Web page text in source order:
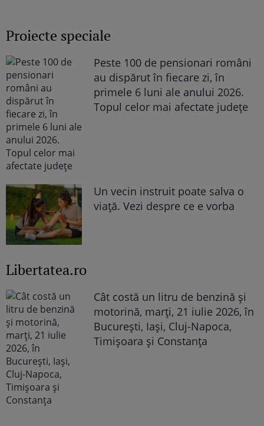
Proiecte speciale
Peste 100 de pensionari români
au dispărut în fiecare zi, în
primele 6 luni ale anului 2026.
Topul celor mai afectate județe
Un vecin instruit poate salva o
viață. Vezi despre ce e vorba
Libertatea.ro
Cât costă un litru de benzină și
motorină, marți, 21 iulie 2026, în
București, Iași, Cluj-Napoca,
Timișoara și Constanța